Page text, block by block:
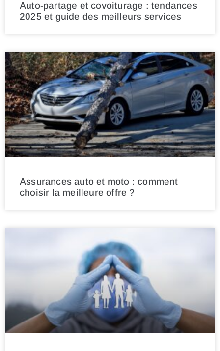
Auto-partage et covoiturage : tendances
2025 et guide des meilleurs services
Assurances auto et moto : comment
choisir la meilleure offre ?